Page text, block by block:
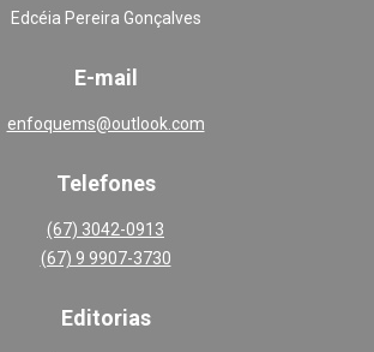
Edcéia Pereira Gonçalves
E-mail
enfoquems@outlook.com
Telefones
(67) 3042-0913
(67) 9 9907-3730
Editorias